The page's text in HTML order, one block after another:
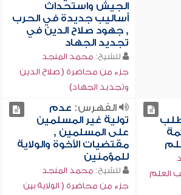
الجيش واستحداث
أساليب جديدة في الحرب
, جهود صلاح الدين في
تجديد الجهاد
للشيخ: محمد المنجد
جزء من محاضرة ( صلاح الدين
وتجديد الجهاد)
العلم
الفهرس: عدم
تولية غير المسلمين
على المسلمين ,
مقتضيات الأخوة والولاية
للمؤمنين
للشيخ: محمد المنجد
جزء من محاضرة ( الولاية بين